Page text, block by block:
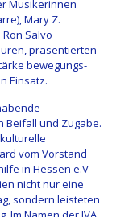
Musikerinnen
Mary Z.
Salvo
präsentierten
bewegungs-
Einsatz.
Beifall und Zugabe.
vom Vorstand
in Hessen e.V
nicht nur eine
sondern leisteten